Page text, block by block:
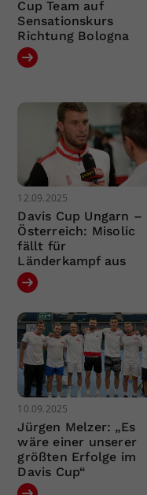
Cup Team auf
Sensationskurs
Richtung Bologna
12.09.2025
Davis Cup Ungarn –
Österreich: Misolic
fällt für
Länderkampf aus
10.09.2025
Jürgen Melzer: „Es
wäre einer unserer
größten Erfolge im
Davis Cup“